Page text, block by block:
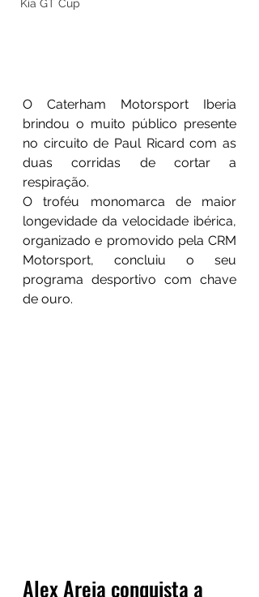
Kia GT Cup
O Caterham Motorsport Iberia
brindou o muito público presente
no circuito de Paul Ricard com as
duas corridas de cortar a
respiração.
O troféu monomarca de maior
longevidade da velocidade ibérica,
organizado e promovido pela CRM
Motorsport, concluiu o seu
programa desportivo com chave
de ouro.
Alex Areia conquista a